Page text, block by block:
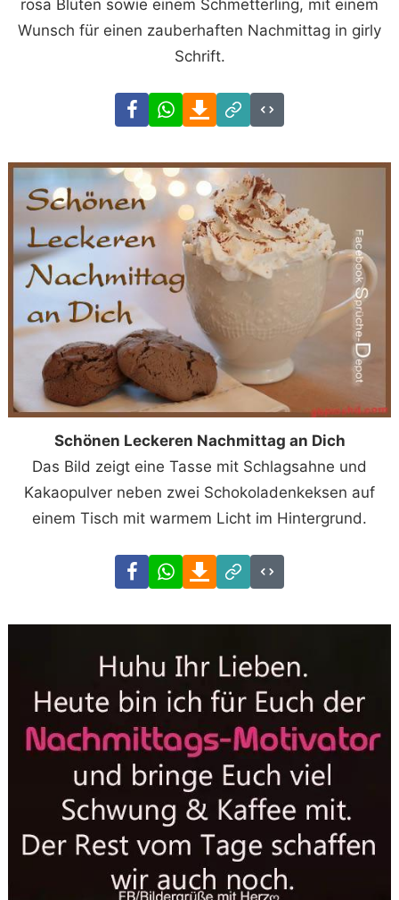
rosa Blüten sowie einem Schmetterling, mit einem
Wunsch für einen zauberhaften Nachmittag in girly
Schrift.
FacebookWhatsAppDownload
Link
Code
Schönen Leckeren Nachmittag an Dich
Das Bild zeigt eine Tasse mit Schlagsahne und
Kakaopulver neben zwei Schokoladenkeksen auf
einem Tisch mit warmem Licht im Hintergrund.
FacebookWhatsAppDownload
Link
Code